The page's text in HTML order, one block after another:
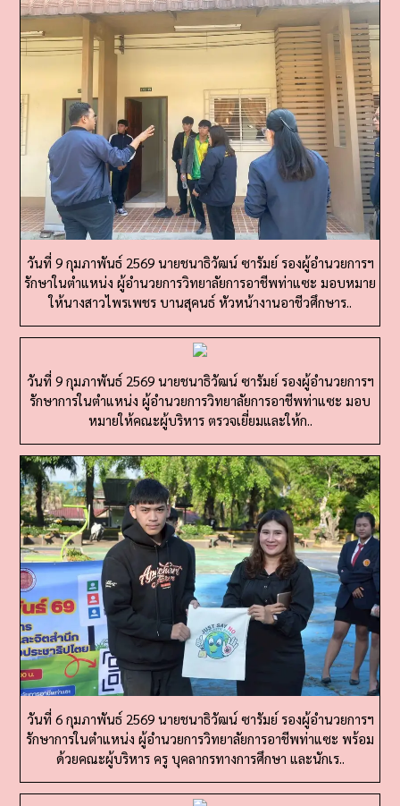
วันที่ 9 กุมภาพันธ์ 2569 นายชนาธิวัฒน์ ซารัมย์ รองผู้อำนวยการฯ
รักษาในตำแหน่ง ผู้อำนวยการวิทยาลัยการอาชีพท่าแซะ มอบหมาย
ให้นางสาวไพรเพชร บานสุคนธ์ หัวหน้างานอาชีวศึกษาร..
วันที่ 9 กุมภาพันธ์ 2569 นายชนาธิวัฒน์ ซารัมย์ รองผู้อำนวยการฯ
รักษาการในตำแหน่ง ผู้อำนวยการวิทยาลัยการอาชีพท่าแซะ มอบ
หมายให้คณะผู้บริหาร ตรวจเยี่ยมและให้ก..
วันที่ 6 กุมภาพันธ์ 2569 นายชนาธิวัฒน์ ซารัมย์ รองผู้อำนวยการฯ
รักษาการในตำแหน่ง ผู้อำนวยการวิทยาลัยการอาชีพท่าแซะ พร้อม
ด้วยคณะผู้บริหาร ครู บุคลากรทางการศึกษา และนักเร..